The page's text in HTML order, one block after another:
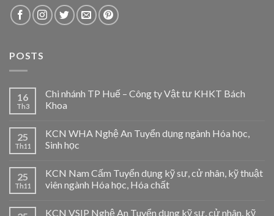
POSTS
16
Th3
Chi nhánh TP Huế – Công ty Vật tư KHKT Bách
Khoa
25
Th11
KCN WHA Nghệ An Tuyển dụng ngành Hóa học,
Sinh học
25
Th11
KCN Nam Cấm Tuyển dụng kỹ sư, cử nhân, kỹ thuật
viên ngành Hóa học, Hóa chất
KCN VSIP Nghệ An Tuyển dụng kỹ sư, cử nhân, kỹ